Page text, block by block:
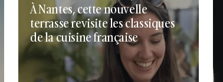
À Nantes, cette nouvelle
terrasse revisite les classiques
de la cuisine française